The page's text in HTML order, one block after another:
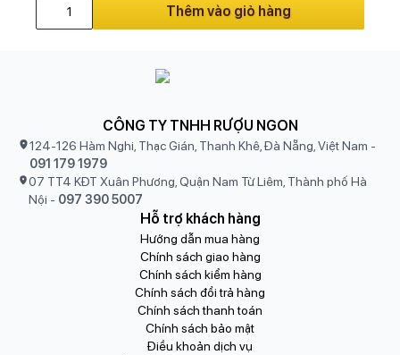
Thêm vào giỏ hàng
CÔNG TY TNHH RƯỢU NGON
124-126 Hàm Nghi, Thạc Gián, Thanh Khê, Đà Nẵng, Việt Nam -
091 179 1979
07 TT4 KĐT Xuân Phương, Quận Nam Từ Liêm, Thành phố Hà
Nội - 097 390 5007
Hỗ trợ khách hàng
Hướng dẫn mua hàng
Chính sách giao hàng
Chính sách kiểm hàng
Chính sách đổi trả hàng
Chính sách thanh toán
Chính sách bảo mật
Điều khoản dịch vụ